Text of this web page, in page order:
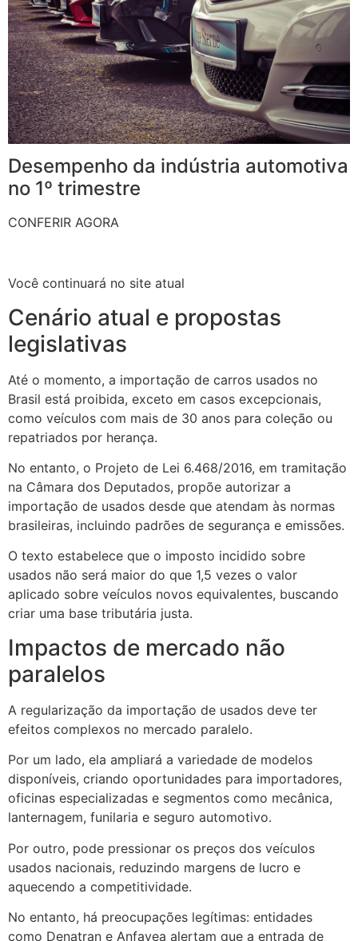
Desempenho da indústria automotiva
no 1º trimestre
CONFERIR AGORA
Você continuará no site atual
Cenário atual e propostas
legislativas
Até o momento, a importação de carros usados no
Brasil está proibida, exceto em casos excepcionais,
como veículos com mais de 30 anos para coleção ou
repatriados por herança.
No entanto, o Projeto de Lei 6.468/2016, em tramitação
na Câmara dos Deputados, propõe autorizar a
importação de usados desde que atendam às normas
brasileiras, incluindo padrões de segurança e emissões.
O texto estabelece que o imposto incidido sobre
usados não será maior do que 1,5 vezes o valor
aplicado sobre veículos novos equivalentes, buscando
criar uma base tributária justa.
Impactos de mercado não
paralelos
A regularização da importação de usados deve ter
efeitos complexos no mercado paralelo.
Por um lado, ela ampliará a variedade de modelos
disponíveis, criando oportunidades para importadores,
oficinas especializadas e segmentos como mecânica,
lanternagem, funilaria e seguro automotivo.
Por outro, pode pressionar os preços dos veículos
usados nacionais, reduzindo margens de lucro e
aquecendo a competitividade.
No entanto, há preocupações legítimas: entidades
como Denatran e Anfavea alertam que a entrada de